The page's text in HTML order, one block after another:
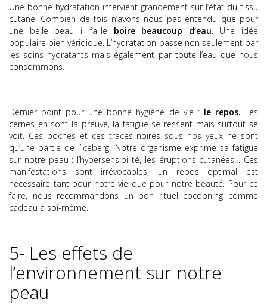
Une bonne hydratation intervient grandement sur l’état du tissu
cutané. Combien de fois n’avons nous pas entendu que pour
une belle peau il faille boire beaucoup d’eau . Une idée
populaire bien véridique. L’hydratation passe non seulement par
les soins hydratants mais également par toute l’eau que nous
consommons.
Dernier point pour une bonne hygiène de vie : le repos. Les
cernes en sont la preuve, la fatigue se ressent mais surtout se
voit. Ces poches et ces traces noires sous nos yeux ne sont
qu’une partie de l’iceberg. Notre organisme exprime sa fatigue
sur notre peau : l’hypersensibilité, les éruptions cutanées… Ces
manifestations sont irrévocables, un repos optimal est
nécessaire tant pour notre vie que pour notre beauté. Pour ce
faire, nous recommandons un bon rituel cocooning comme
cadeau à soi-même.
5- Les effets de
l’environnement sur notre
peau